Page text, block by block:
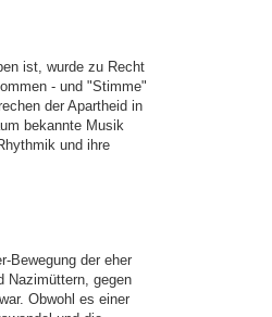
ist, wurde zu Recht
- und "Stimme"
der Apartheid in
bekannte Musik
und ihre
Bewegung der eher
Nazimüttern, gegen
Obwohl es einer